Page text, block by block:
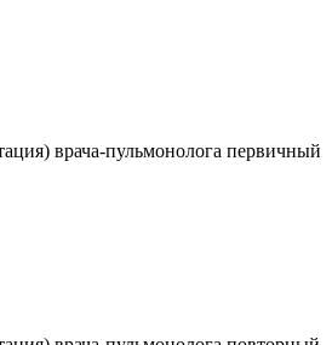
врача-пульмонолога первичный